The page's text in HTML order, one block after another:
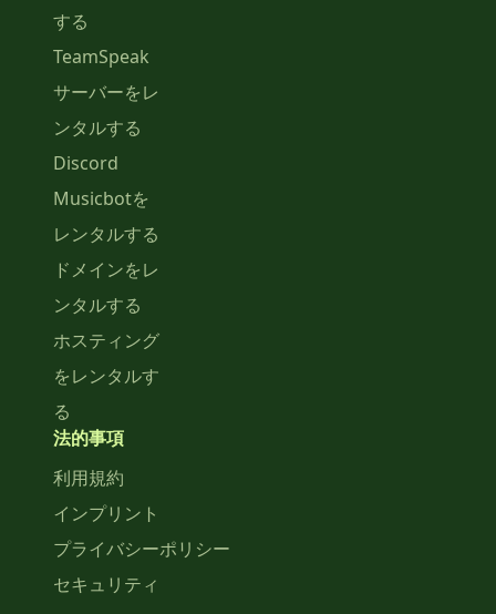
する
TeamSpeak
サーバーをレ
ンタルする
Discord
Musicbotを
レンタルする
ドメインをレ
ンタルする
ホスティング
をレンタルす
る
法的事項
利用規約
インプリント
プライバシーポリシー
セキュリティ